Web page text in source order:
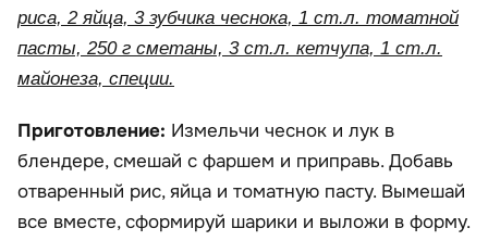
риса, 2 яйца, 3 зубчика чеснока, 1 ст.л. томатной
пасты, 250 г сметаны, 3 ст.л. кетчупа, 1 ст.л.
майонеза, специи.
Приготовление: Измельчи чеснок и лук в
блендере, смешай с фаршем и приправь. Добавь
отваренный рис, яйца и томатную пасту. Вымешай
все вместе, сформируй шарики и выложи в форму.